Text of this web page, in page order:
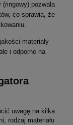
pozwala
co sprawia, że
materiały
i odporne na
uwagę na kilka
rodzaj materiału